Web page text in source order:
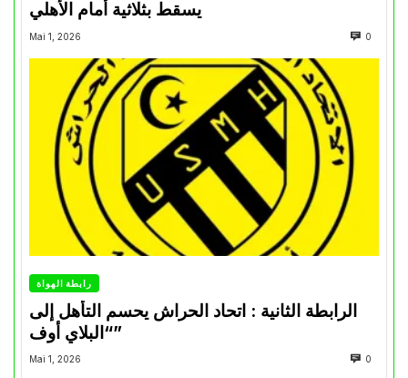
Mai 1, 2026 0
رابطة الهواة
الرابطة الثانية : اتحاد الحراش يحسم التأهل إلى
“البلاي أوف”
Mai 1, 2026 0